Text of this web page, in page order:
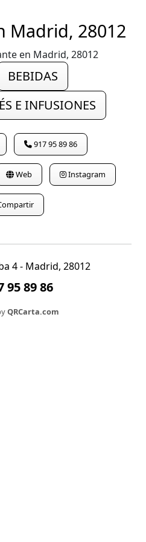
Madrid, 28012
BEBIDAS
E INFUSIONES
917 95 89 86
Web Instagram
4 - Madrid, 28012
95 89 86
QRCarta.com